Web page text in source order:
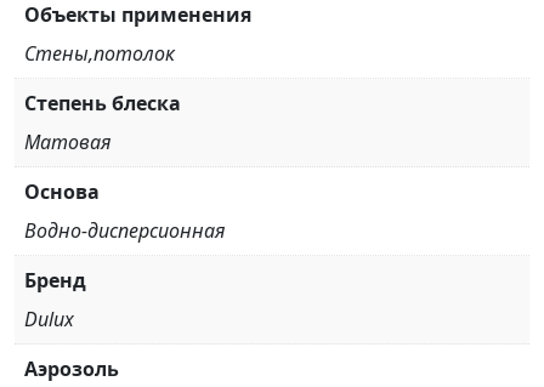
Объекты применения
Стены,потолок
Степень блеска
Матовая
Основа
Водно-дисперсионная
Бренд
Dulux
Аэрозоль